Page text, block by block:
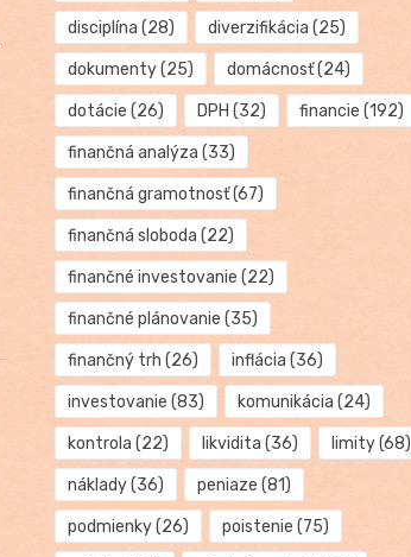
disciplína (28) diverzifikácia (25)
dokumenty(25) domácnosť(24)
dotácie (26) DPH (32) financie (192)
finančná analýza (33)
finančná gramotnosť(67)
finančná sloboda (22)
finančné investovanie (22)
finančné plánovanie (35)
finančný trh (26) inflácia (36)
investovanie (83) komunikácia (24)
kontrola (22) likvidita (36) limity(68)
náklady(36) peniaze (81)
podmienky(26) poistenie (75)